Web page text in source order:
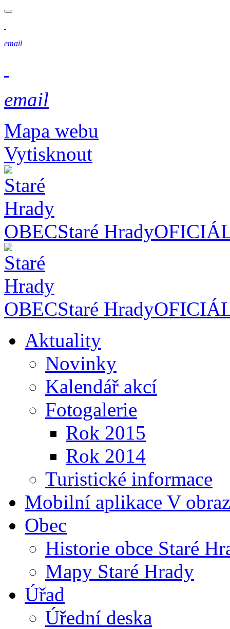
email
email
Mapa webu
Vytisknout
OBECStaré Hrady
OBECStaré Hrady
Aktuality
Novinky
Kalendář akcí
Fotogalerie
Rok 2015
Rok 2014
Turistické informace
Mobilní aplikace V
Obec
Historie obce Staré
Mapy Staré Hrady
Úřad
Úřední deska